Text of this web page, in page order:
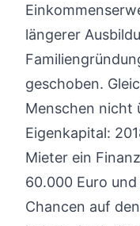
längerer
geschoben.
Menschen nicht
Eigenkapital:
Mieter ein
60.000 Euro
Chancen auf